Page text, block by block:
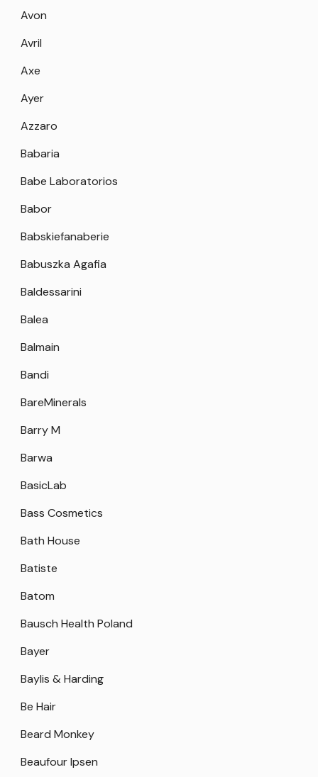
Avon
Avril
Axe
Ayer
Azzaro
Babaria
Babe Laboratorios
Babor
Babskiefanaberie
Babuszka Agafia
Baldessarini
Balea
Balmain
Bandi
BareMinerals
Barry M
Barwa
BasicLab
Bass Cosmetics
Bath House
Batiste
Batom
Bausch Health Poland
Bayer
Baylis & Harding
Be Hair
Beard Monkey
Beaufour Ipsen